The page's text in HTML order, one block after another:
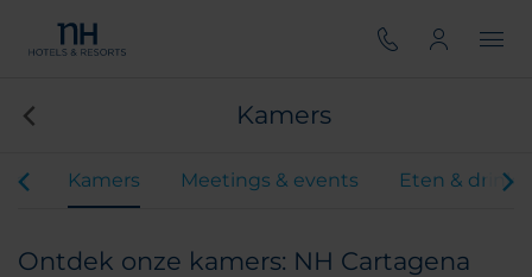
Kamers
Kamers Meetings & events Eten &
Ontdek onze kamers: NH Cartagena